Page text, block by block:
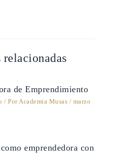
relacionadas
de Emprendimiento
/ PorAcademia Musas / marzo
emprendedora con